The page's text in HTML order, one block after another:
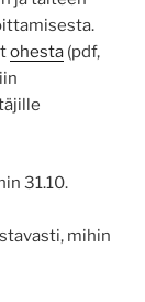
ohesta (pdf,
31.10.
mihin